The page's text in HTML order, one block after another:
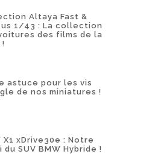
Altaya Fast &
1/43 : La collection
des films de la
astuce pour les vis
de nos miniatures !
X1 xDrive30e : Notre
du SUV BMW Hybride !